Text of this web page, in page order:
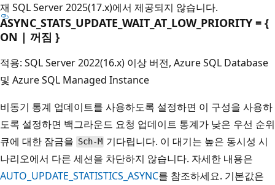
재 SQL Server 2025(17.x)에서 제공되지 않습니다.
ASYNC_STATS_UPDATE_WAIT_AT_LOW_PRIORITY = {
ON | 꺼짐 }
적용: SQL Server 2022(16.x) 이상 버전, Azure SQL Database
및 Azure SQL Managed Instance
비동기 통계 업데이트를 사용하도록 설정하면 이 구성을 사용하
도록 설정하면 백그라운드 요청 업데이트 통계가 낮은 우선 순위
큐에 대한 잠금을 Sch-M 기다립니다. 이 대기는 높은 동시성 시
나리오에서 다른 세션을 차단하지 않습니다. 자세한 내용은
AUTO_UPDATE_STATISTICS_ASYNC를 참조하세요. 기본값은